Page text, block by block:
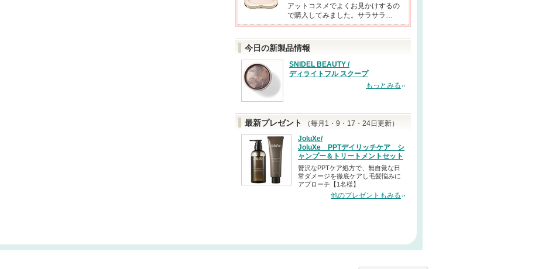
アットコスメでよくお見かけするの
で購入してみました。サラサラ…
今日の新製品情報
SNIDEL BEAUTY /
ディライトフル スクープ
もっとみる
最新プレゼント
（毎月1・9・17・24日更新）
JoluXe/
JoluXe PPTデイリッチケア シ
ャンプー＆トリートメントセット
贅沢なPPTケア処方で、無自覚な日
常ダメージを徹底ケアし毛髪悩みに
アプローチ【1名様】
他のプレゼントもみる